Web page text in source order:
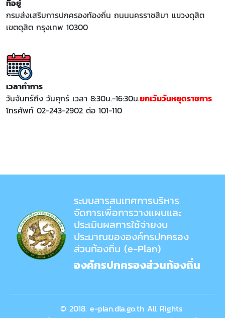
ที่อยู่
กรมส่งเสริมการปกครองท้องถิ่น ถนนนครราชสีมา แขวงดุสิต
เขตดุสิต กรุงเทพ 10300
เวลาทำการ
วันจันทร์ถึง วันศุกร์ เวลา 8:30น.-16:30น.ยกเว้นวันหยุดราชการ
โทรศัพท์ 02-243-2902 ต่อ 101-110
ระบบสารสนเทศการบริหาร
จัดการเพื่อการวางแผนและ
ประเมินผลการใช้จ่ายงบ
ประมาณขององค์กรปกครอง
ส่วนท้องถิ่น (e-Plan)
องค์กรปกครองส่วนท้องถิ่น
© 2018. e-plan.dla.go.th All Rights